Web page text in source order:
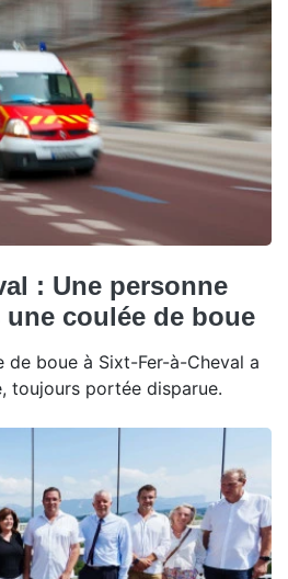
: Une personne
coulée de boue
de boue à Sixt-Fer-à-Cheval a
toujours portée disparue.